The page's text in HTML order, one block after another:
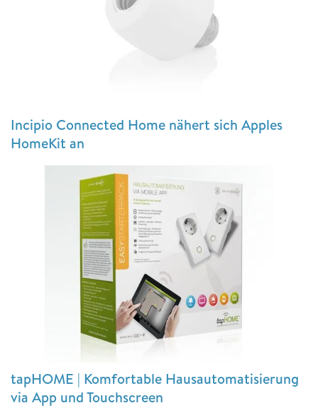
Incipio Connected Home nähert sich Apples
HomeKit an
tapHOME | Komfortable Hausautomatisierung
via App und Touchscreen